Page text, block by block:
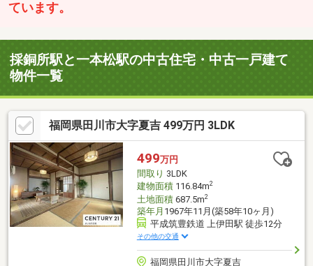
ています。
採銅所駅と一本松駅の中古住宅・中古一戸建て
物件一覧
福岡県田川市大字夏吉 499万円 3LDK
499万円
間取り 3LDK
建物面積116.84m2
土地面積687.5m2
築年月 1967年11月(築58年10ヶ月)
平成筑豊鉄道 上伊田駅 徒歩12分
その他の交通
福岡県田川市大字夏吉